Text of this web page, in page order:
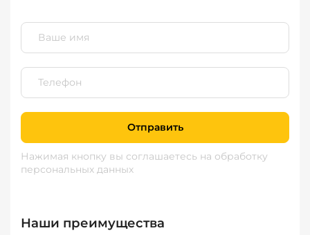
Отправить
Нажимая кнопку вы соглашаетесь на обработку
персональных данных
Наши преимущества